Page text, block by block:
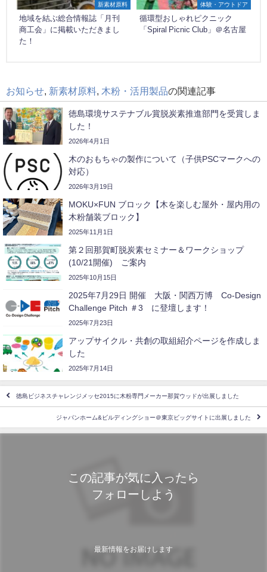
新素材原料
地域を結ぶ総合情報誌「月刊
商工会」に掲載いただきまし
た！
体験・アウトドア
循環型おしゃれピクニック
「Spiral Picnic Club」＠名古屋
お知らせ 新素材原料 木粉・活用製品の関連記事
徳島環境サステナブル賞脱炭素推進部門を受賞しま
した！
2026年4月1日
木のおもちゃの製作について（子供PSCマークへの
対応）
2026年3月19日
MOKU×FUN ブロック【木を楽しむ屋外・屋内用の
木粉舗装ブロック】
2025年11月1日
第２回那賀町脱炭素セミナー＆ワークショップ
(10/21開催) ご案内
2025年10月15日
2025年7月29日 開催 大阪・関西万博 Co-Design
Challenge Pitch ＃3 に登壇します！
2025年7月23日
アップサイクル・共創の取組紹介ページを作成しま
した
2025年7月14日
徳島ビジネスチャレンジメッセ2015に木粉専門メーカー那賀ウッドが出展しました
ジャパンホーム&ビルディングショー＠東京ビッグサイトに出展しました
この記事が気に入ったら
フォローしよう
最新情報をお届けします